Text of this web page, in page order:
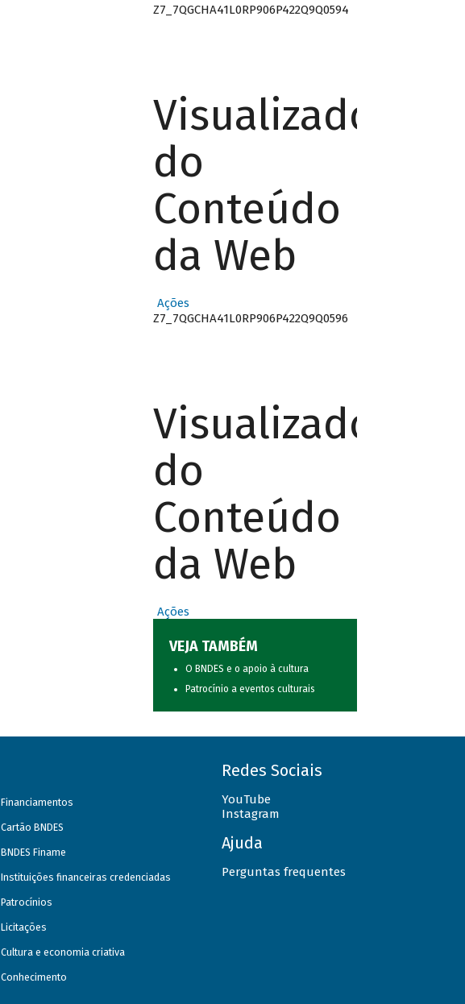
Z7_7QGCHA41L0RP906P422Q9Q0594
Visualizador
do
Conteúdo
da Web
Ações
Z7_7QGCHA41L0RP906P422Q9Q0596
Visualizador
do
Conteúdo
da Web
Ações
VEJA TAMBÉM
O BNDES e o apoio à cultura
Patrocínio a eventos culturais
Financiamentos
Cartão BNDES
BNDES Finame
Instituições financeiras credenciadas
Patrocínios
Licitações
Cultura e economia criativa
Conhecimento
Redes Sociais
YouTube
Instagram
Ajuda
Perguntas frequentes